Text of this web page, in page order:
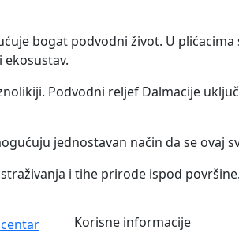
bogat podvodni život. U
Podvodni reljef Dalmacije
jednostavan način da se ovaj
i tihe prirode ispod površine.
Korisne informacije